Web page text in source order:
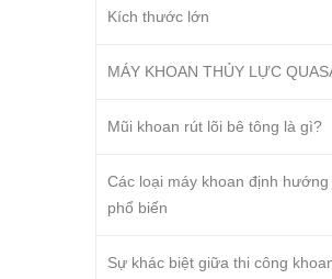
Kích thước lớn
MÁY KHOAN THỦY LỰC
Mũi khoan rút lõi bê tông là gì?
Các loại máy khoan định hướng
phổ biến
Sự khác biệt giữa thi công